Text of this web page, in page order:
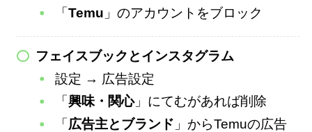
「Temu 」のアカウントをブロック
フェイスブックとインスタグラム
設定 → 広告設定
「興味・関心」にてむがあれば削除
「 広告主とブランド 」からTemuの広告